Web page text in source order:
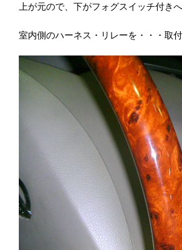
上が元ので、下がフォグスイッチ付きへ
室内側のハーネス・リレーを・・・取付